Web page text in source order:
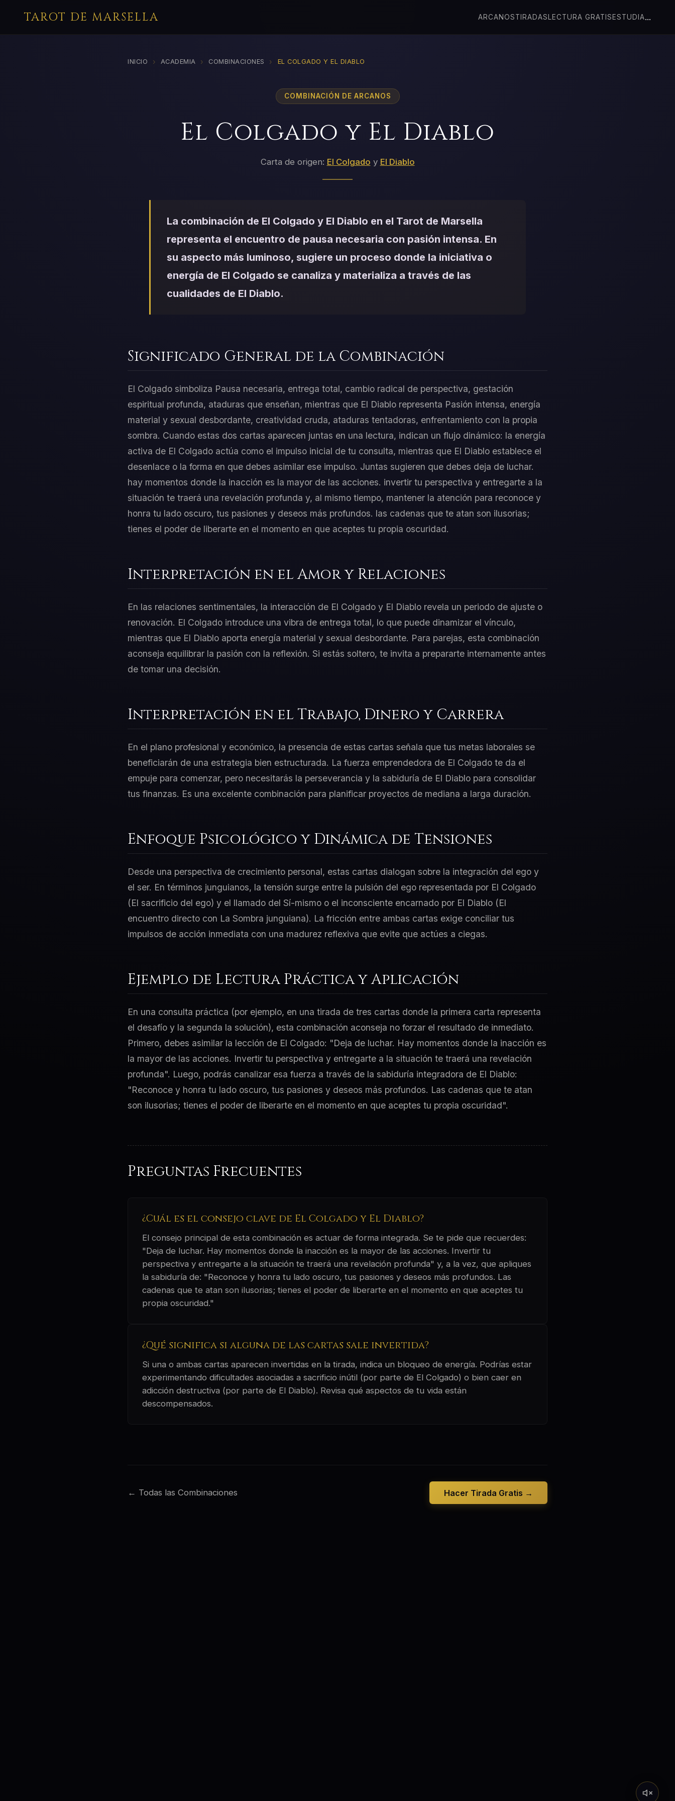
TAROT DE MARSELLA ARCANOSTIRADAS LECTURA GRATIS ESTUDIA...
INICIO › ACADEMIA › COMBINACIONES › EL COLGADO Y EL DIABLO
COMBINACIÓN DE ARCANOS
El Colgado y El Diablo
Carta de origen: El Colgado y El Diablo
La combinación de El Colgado y El Diablo en el Tarot de Marsella
representa el encuentro de pausa necesaria con pasión intensa. En
su aspecto más luminoso, sugiere un proceso donde la iniciativa o
energía de El Colgado se canaliza y materializa a través de las
cualidades de El Diablo.
Significado General de la Combinación
El Colgado simboliza Pausa necesaria, entrega total, cambio radical de perspectiva, gestación
espiritual profunda, ataduras que enseñan, mientras que El Diablo representa Pasión intensa, energía
material y sexual desbordante, creatividad cruda, ataduras tentadoras, enfrentamiento con la propia
sombra. Cuando estas dos cartas aparecen juntas en una lectura, indican un flujo dinámico: la energía
activa de El Colgado actúa como el impulso inicial de tu consulta, mientras que El Diablo establece el
desenlace o la forma en que debes asimilar ese impulso. Juntas sugieren que debes deja de luchar.
hay momentos donde la inacción es la mayor de las acciones. invertir tu perspectiva y entregarte a la
situación te traerá una revelación profunda y, al mismo tiempo, mantener la atención para reconoce y
honra tu lado oscuro, tus pasiones y deseos más profundos. las cadenas que te atan son ilusorias;
tienes el poder de liberarte en el momento en que aceptes tu propia oscuridad.
Interpretación en el Amor y Relaciones
En las relaciones sentimentales, la interacción de El Colgado y El Diablo revela un periodo de ajuste o
renovación. El Colgado introduce una vibra de entrega total, lo que puede dinamizar el vínculo,
mientras que El Diablo aporta energía material y sexual desbordante. Para parejas, esta combinación
aconseja equilibrar la pasión con la reflexión. Si estás soltero, te invita a prepararte internamente antes
de tomar una decisión.
Interpretación en el Trabajo, Dinero y Carrera
En el plano profesional y económico, la presencia de estas cartas señala que tus metas laborales se
beneficiarán de una estrategia bien estructurada. La fuerza emprendedora de El Colgado te da el
empuje para comenzar, pero necesitarás la perseverancia y la sabiduría de El Diablo para consolidar
tus finanzas. Es una excelente combinación para planificar proyectos de mediana a larga duración.
Enfoque Psicológico y Dinámica de Tensiones
Desde una perspectiva de crecimiento personal, estas cartas dialogan sobre la integración del ego y
el ser. En términos junguianos, la tensión surge entre la pulsión del ego representada por El Colgado
(El sacrificio del ego) y el llamado del Sí-mismo o el inconsciente encarnado por El Diablo (El
encuentro directo con La Sombra junguiana). La fricción entre ambas cartas exige conciliar tus
impulsos de acción inmediata con una madurez reflexiva que evite que actúes a ciegas.
Ejemplo de Lectura Práctica y Aplicación
En una consulta práctica (por ejemplo, en una tirada de tres cartas donde la primera carta representa
el desafío y la segunda la solución), esta combinación aconseja no forzar el resultado de inmediato.
Primero, debes asimilar la lección de El Colgado: "Deja de luchar. Hay momentos donde la inacción es
la mayor de las acciones. Invertir tu perspectiva y entregarte a la situación te traerá una revelación
profunda". Luego, podrás canalizar esa fuerza a través de la sabiduría integradora de El Diablo:
"Reconoce y honra tu lado oscuro, tus pasiones y deseos más profundos. Las cadenas que te atan
son ilusorias; tienes el poder de liberarte en el momento en que aceptes tu propia oscuridad".
Preguntas Frecuentes
¿Cuál es el consejo clave de El Colgado y El Diablo?
El consejo principal de esta combinación es actuar de forma integrada. Se te pide que recuerdes:
"Deja de luchar. Hay momentos donde la inacción es la mayor de las acciones. Invertir tu
perspectiva y entregarte a la situación te traerá una revelación profunda" y, a la vez, que apliques
la sabiduría de: "Reconoce y honra tu lado oscuro, tus pasiones y deseos más profundos. Las
cadenas que te atan son ilusorias; tienes el poder de liberarte en el momento en que aceptes tu
propia oscuridad."
¿Qué significa si alguna de las cartas sale invertida?
Si una o ambas cartas aparecen invertidas en la tirada, indica un bloqueo de energía. Podrías estar
experimentando dificultades asociadas a sacrificio inútil (por parte de El Colgado) o bien caer en
adicción destructiva (por parte de El Diablo). Revisa qué aspectos de tu vida están
descompensados.
← Todas las Combinaciones Hacer Tirada Gratis →